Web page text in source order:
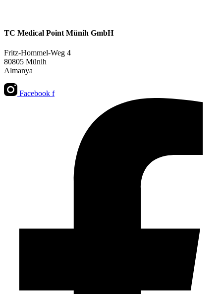
TC Medical Point Münih GmbH
Fritz-Hommel-Weg 4
80805 Münih
Almanya
Facebook f